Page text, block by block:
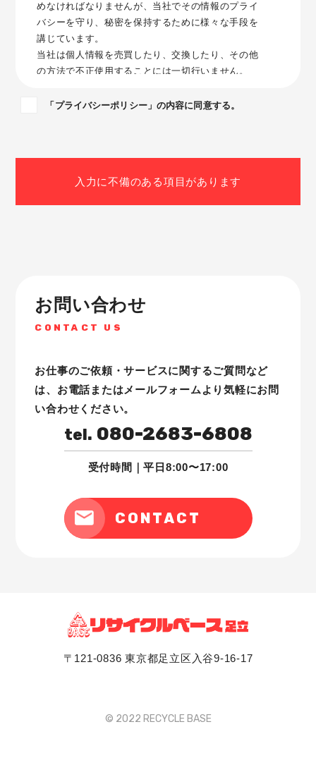
めなければなりませんが、当社でその情報のプライ
バシーを守り、秘密を保持するために様々な手段を
講じています。
当社は個人情報を売買したり、交換したり、その他
の方法で不正使用することには一切行いません。
することで、あなたはこのプライバシーポリシーに
個人情報の収集の目的
お客様から集めた個人情報は、以下の目的で利用し
個人情報の開示
下記の場合には、お客様の事前の同意なく当社はお
客様の個人情報を開示できるものとします。
状、命令等によって要求された場合
・人の生命、身体または財産の保護のために必要が
ある場合であって、お客様の同意を得ることが困難
であるとき
個人情報の管理
ともに、漏洩、滅失、毀損の防止のために最大限の
尚、当社ではお客様によりよいサービスを提供する
ため、個人情報を適切に取り扱っていると認められ
る外部の委託先に、個人情報の取り扱いの一部を委
いについて適切な契約を締結し、適切な管理を要求
いたします。
従業員の監督方法
「プライバシーポリシー」の内容に同意する。
入力に不備のある項目があります
お問い合わせ
CONTACT US
お仕事のご依頼・サービスに関するご質問など
は、 お電話またはメールフォームより気軽にお問
い合わせください。
tel. 080-2683-6808
受付時間｜平日8:00〜17:00
CONTACT
〒121-0836 東京都足立区入谷9-16-17
© 2022 RECYCLE BASE